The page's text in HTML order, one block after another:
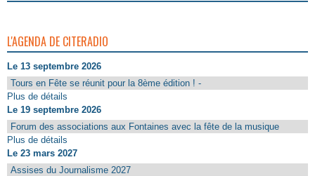
L'AGENDA DE CITERADIO
Le 13 septembre 2026
Tours en Fête se réunit pour la 8ème édition ! -
Plus de détails
Le 19 septembre 2026
Forum des associations aux Fontaines avec la fête de la musique
Plus de détails
Le 23 mars 2027
Assises du Journalisme 2027